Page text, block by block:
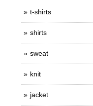
t-shirts
shirts
sweat
knit
jacket